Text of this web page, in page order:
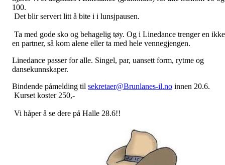
100.
Det blir servert litt å bite i i lunsjpausen.
Ta med gode sko og behagelig tøy. Og i Linedance trenger en ikke
en partner, så kom alene eller ta med hele vennegjengen.
Linedance passer for alle. Singel, par, uansett form, rytme og
dansekunnskaper.
Bindende påmelding til sekretaer@Brunlanes-il.no innen 20.6.
Kurset koster 250,-
Vi håper å se dere på Halle 28.6!!